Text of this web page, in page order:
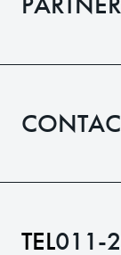
TEL011-